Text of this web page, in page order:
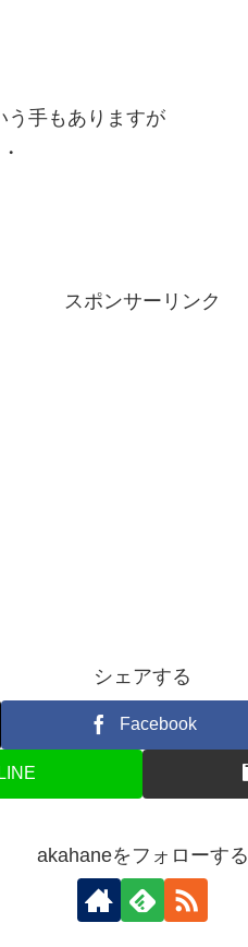
う手もありますが
スポンサーリンク
シェアする
Facebook
LINE
akahaneをフォローする